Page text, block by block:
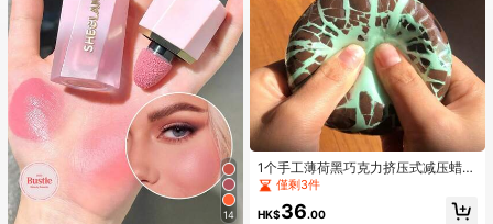
14
1个手工薄荷黑巧克力挤压式减压蜡
球，挤压时口感酥脆，男女皆宜，是
派对礼品或礼物的完美之选，适合14
岁以上人群的解压玩具，节日、生
僅剩3件
HK$36.00